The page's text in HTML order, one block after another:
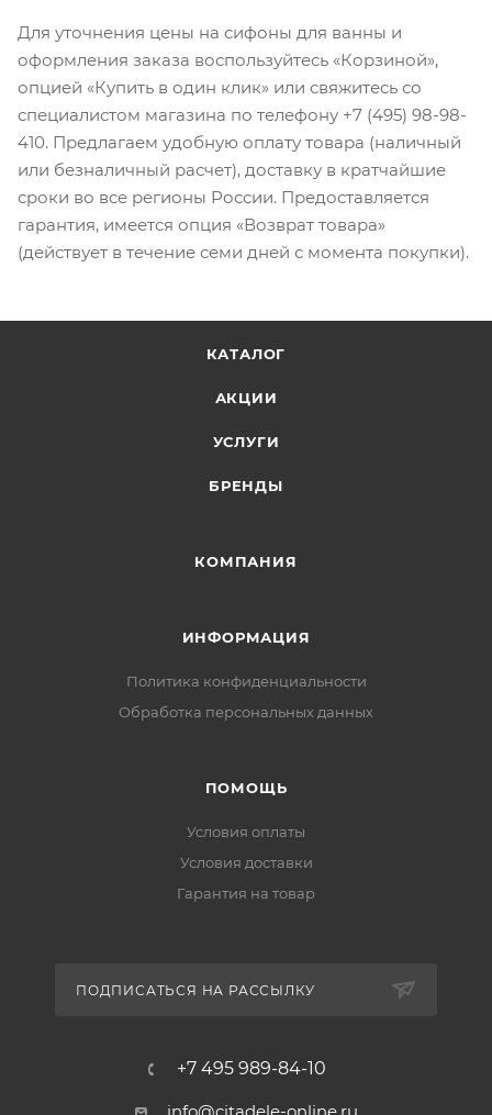
Для уточнения цены на сифоны для ванны и
оформления заказа воспользуйтесь «Корзиной»,
опцией «Купить в один клик» или свяжитесь со
специалистом магазина по телефону +7 (495) 98-98-
410. Предлагаем удобную оплату товара (наличный
или безналичный расчет), доставку в кратчайшие
сроки во все регионы России. Предоставляется
гарантия, имеется опция «Возврат товара»
(действует в течение семи дней с момента покупки).
КАТАЛОГ
АКЦИИ
УСЛУГИ
БРЕНДЫ
КОМПАНИЯ
ИНФОРМАЦИЯ
Политика конфиденциальности
Обработка персональных данных
ПОМОЩЬ
Условия оплаты
Условия доставки
Гарантия на товар
ПОДПИСАТЬСЯ НА РАССЫЛКУ
+7 495 989-84-10